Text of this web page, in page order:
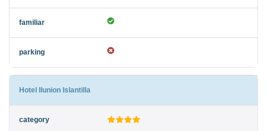
Hotel Ilunion Islantilla